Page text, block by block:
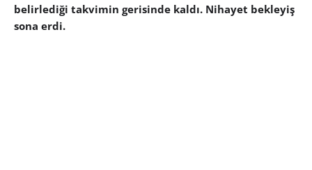
belirlediği takvimin gerisinde kaldı. Nihayet bekleyiş
sona erdi.